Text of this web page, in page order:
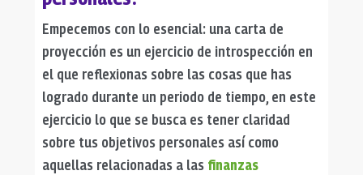
Empecemos con lo esencial: una carta de
proyección es un ejercicio de introspección en
el que reflexionas sobre las cosas que has
logrado durante un periodo de tiempo, en este
ejercicio lo que se busca es tener claridad
sobre tus objetivos personales así como
aquellas relacionadas a las finanzas